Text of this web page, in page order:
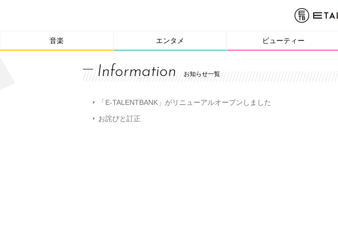
音楽 エンタメ ビューティー
Information お知らせ一覧
「E-TALENTBANK」がリニューアルオープンしました
お詫びと訂正